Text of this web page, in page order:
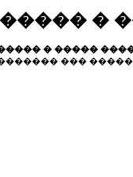
�
� �����
���